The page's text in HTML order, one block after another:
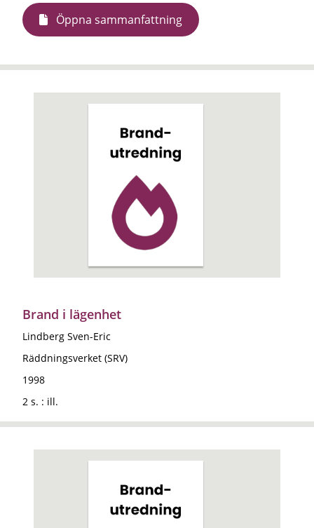
Öppna sammanfattning
Brand i lägenhet
Lindberg Sven-Eric
Räddningsverket (SRV)
1998
2 s. : ill.